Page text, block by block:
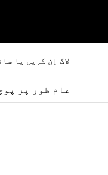
لاگ اِن کریں یا
عام طور پر